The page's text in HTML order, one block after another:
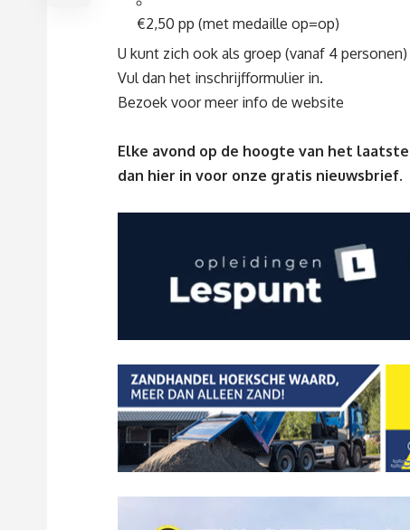
€2,50 pp (met medaille op=op)
U kunt zich ook als groep (vanaf 4
Vul dan het inschrijfformulierin.
Bezoek voor meer info de website
Elke avond op de hoogte van het
dan hier in voor onze gratis nieuwsbrief.